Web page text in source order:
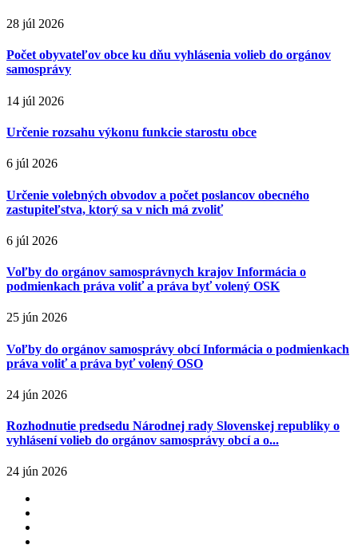
28 júl 2026
Počet obyvateľov obce ku dňu vyhlásenia volieb do orgánov
samosprávy
14 júl 2026
Určenie rozsahu výkonu funkcie starostu obce
6 júl 2026
Určenie volebných obvodov a počet poslancov obecného
zastupiteľstva, ktorý sa v nich má zvoliť
6 júl 2026
Voľby do orgánov samosprávnych krajov Informácia o
podmienkach práva voliť a práva byť volený OSK
25 jún 2026
Voľby do orgánov samosprávy obcí Informácia o podmienkach
práva voliť a práva byť volený OSO
24 jún 2026
Rozhodnutie predsedu Národnej rady Slovenskej republiky o
vyhlásení volieb do orgánov samosprávy obcí a o...
24 jún 2026